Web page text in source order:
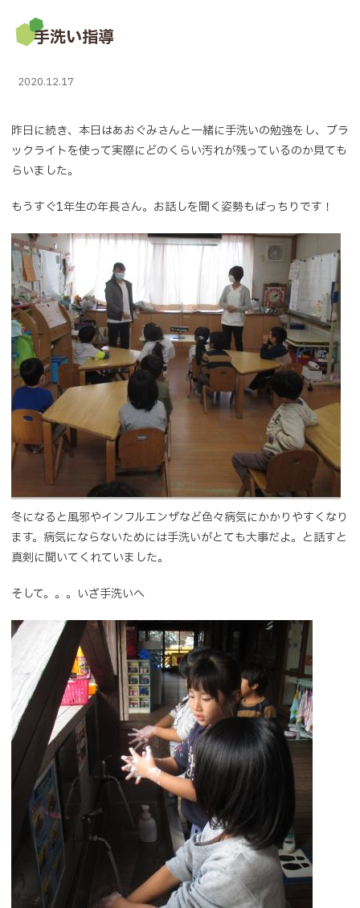
手洗い指導
2020.12.17
昨日に続き、本日はあおぐみさんと一緒に手洗いの勉強をし、ブラ
ックライトを使って実際にどのくらい汚れが残っているのか見ても
らいました。
もうすぐ1年生の年長さん。お話しを聞く姿勢もばっちりです！
冬になると風邪やインフルエンザなど色々病気にかかりやすくなり
ます。病気にならないためには手洗いがとても大事だよ。と話すと
真剣に聞いてくれていました。
そして。。。いざ手洗いへ